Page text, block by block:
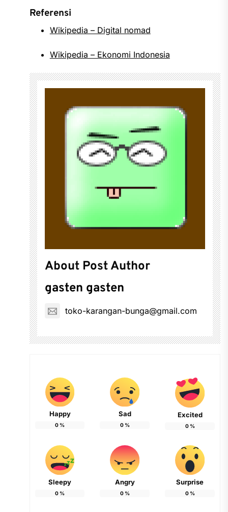
Referensi
Wikipedia – Digital nomad
Wikipedia – Ekonomi Indonesia
About Post Author
gasten gasten
toko-karangan-bunga@gmail.com
Happy
0 %
Sad
0%
Excited
0%
Sleepy
0 %
Angry
0%
Surprise
0%